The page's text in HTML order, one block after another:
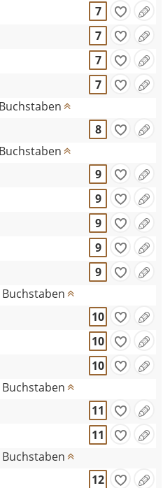
7
7
7
7
8
9
9
9
9
9
10
10
10
11
11
12